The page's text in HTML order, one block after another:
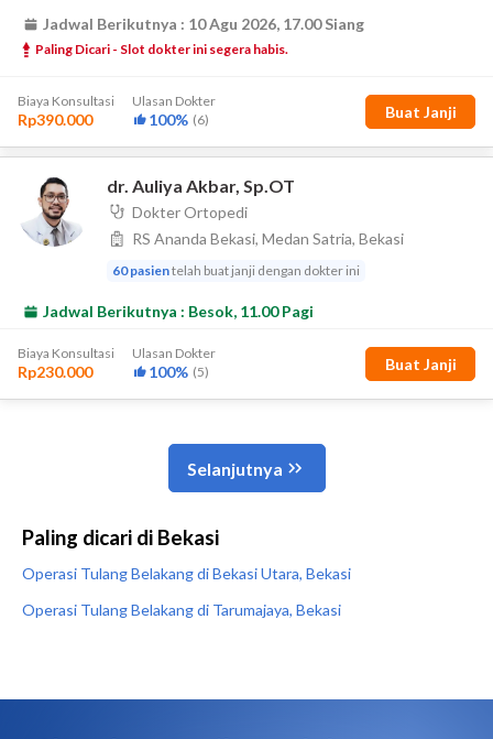
Paling dicari di Bekasi
Operasi Tulang Belakang di Bekasi Utara, Bekasi
Operasi Tulang Belakang di Tarumajaya, Bekasi